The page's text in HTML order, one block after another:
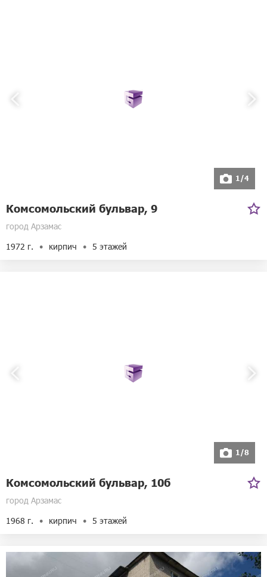
1/4
Комсомольский бульвар, 9
город Арзамас
1972 г.
кирпич 5 этажей
1/8
Комсомольский бульвар, 10б
город Арзамас
1968 г.
кирпич 5 этажей